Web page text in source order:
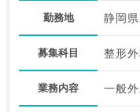
勤務地 静岡
募集科目 整形
業務内容 一般